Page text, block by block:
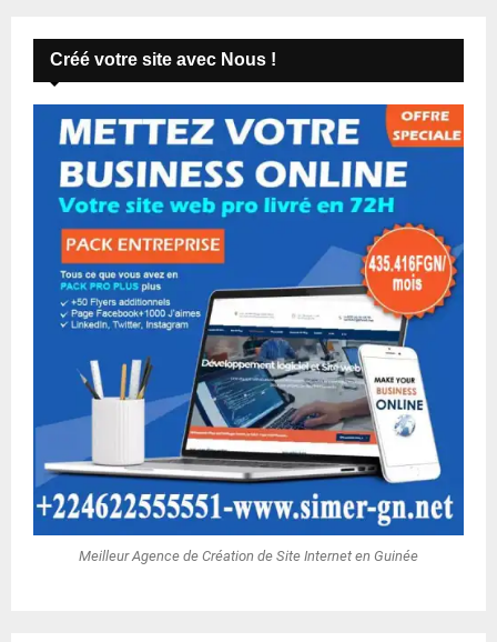
Créé votre site avec Nous !
Meilleur Agence de Création de Site Internet en Guinée